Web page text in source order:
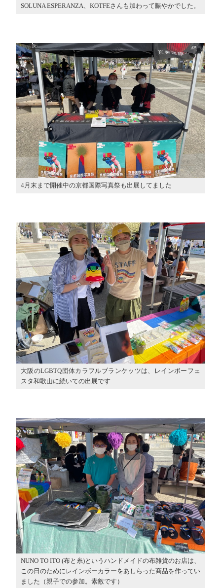
SOLUNA ESPERANZA、KOTFEさんも加わって賑やかでした。
4月末まで開催中の京都国際写真祭も出展してました
大阪のLGBTQ団体カラフルブランケッツは、レインボーフェ
スタ和歌山に続いての出展です
NUNO TO ITO (布と糸)というハンドメイドの布雑貨のお店は、
この日のためにレインボーカラーをあしらった商品を作ってい
ました（親子での参加。素敵です）